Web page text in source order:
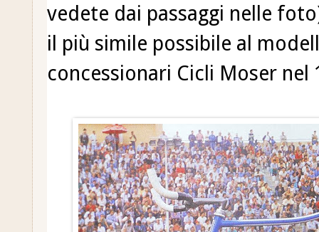
vedete dai passaggi nelle
il più simile possibile al
concessionari Cicli Moser nel